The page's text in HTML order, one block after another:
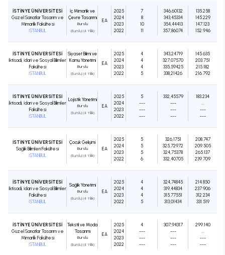
İSTİNYE ÜNİVERSİTESİ
Güzel Sanatlar Tasarım ve
Mimarlık Fakültesi
İSTANBUL
İç Mimarlık ve
Çevre Tasarımı
Burslu
(Burslu) (4 Yıllık)
EA
2025
2024
2023
2022
7
8
10
11
346,60132
343,45334
354,44413
357,86074
135.258
145.229
147.123
152.946
İSTİNYE ÜNİVERSİTESİ
İktisadi, İdari ve Sosyal Bilimler
Fakültesi
İSTANBUL
Siyaset Bilimi ve
Kamu Yönetimi
Burslu
(Burslu) (4 Yıllık)
EA
2025
2024
2023
2022
4
4
4
5
343,24719
327,07570
335,59425
338,21426
145.635
203.751
215.182
216.792
İSTİNYE ÜNİVERSİTESİ
İktisadi, İdari ve Sosyal Bilimler
Fakültesi
İSTANBUL
Lojistik Yönetimi
Burslu
(Burslu) (4 Yıllık)
EA
2025
2024
2023
2022
5
---
---
---
332,45579
---
---
---
183.234
---
---
İSTİNYE ÜNİVERSİTESİ
Sağlık Bilimleri Fakültesi
İSTANBUL
Çocuk Gelişimi
Burslu
(Burslu) (4 Yıllık)
EA
2025
2024
2023
2022
5
5
5
6
326,1751
325,72972
324,75378
332,40705
208.747
209.505
265.137
239.709
İSTİNYE ÜNİVERSİTESİ
İktisadi, İdari ve Sosyal Bilimler
Fakültesi
İSTANBUL
Sağlık Yönetimi
Burslu
(Burslu) (4 Yıllık)
EA
2025
2024
2023
2022
4
4
4
5
324,74845
319,44834
315,77551
313,01434
214.850
237.906
312.234
331.519
İSTİNYE ÜNİVERSİTESİ
Güzel Sanatlar Tasarım ve
Mimarlık Fakültesi
İSTANBUL
Tekstil ve Moda
Tasarımı
Burslu
(Burslu) (4 Yıllık)
EA
2025
2024
2023
2022
4
---
---
---
307,94317
---
---
---
299.140
---
---